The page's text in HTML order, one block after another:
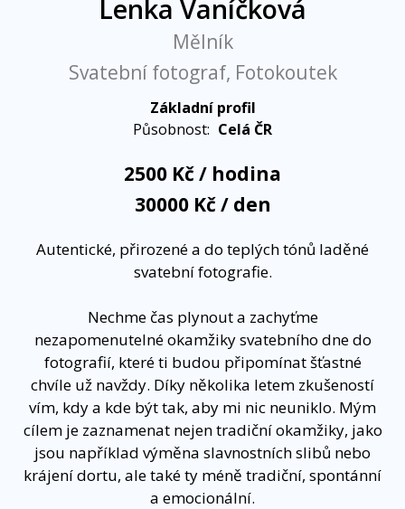
Lenka Vaníčková
Mělník
Svatební fotograf, Fotokoutek
Základní profil
Působnost: Celá ČR
2500 Kč / hodina
30000 Kč / den
Autentické, přirozené a do teplých tónů laděné
svatební fotografie.
Nechme čas plynout a zachyťme
nezapomenutelné okamžiky svatebního dne do
fotografií, které ti budou připomínat šťastné
chvíle už navždy. Díky několika letem zkušeností
vím, kdy a kde být tak, aby mi nic neuniklo. Mým
cílem je zaznamenat nejen tradiční okamžiky, jako
jsou například výměna slavnostních slibů nebo
krájení dortu, ale také ty méně tradiční, spontánní
a emocionální.